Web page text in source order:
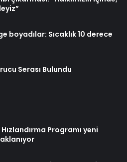
boyadılar: Sıcaklık 10 derece
Serası Bulundu
Programı yeni